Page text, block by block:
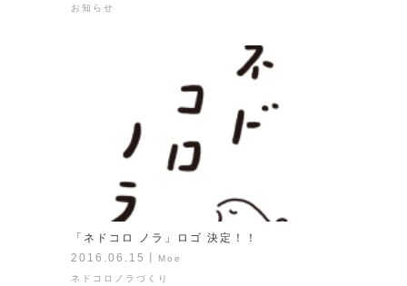
お知らせ
「ネドコロ ノラ」ロゴ 決定！！
2016.06.15
Moe
ネドコロノラづくり